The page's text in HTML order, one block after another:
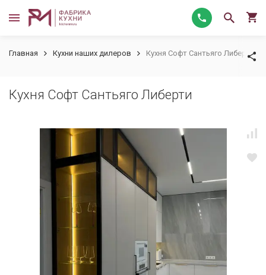
Главная Кухни наших дилеров Кухня Софт Сантьяго Либерти
Кухня Софт Сантьяго Либерти